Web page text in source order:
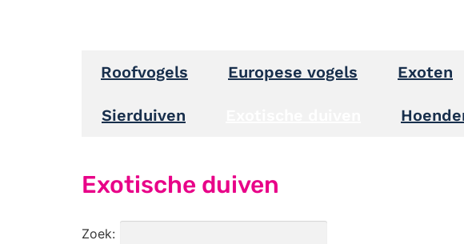
Roofvogels Europese vogels Exoten
Sierduiven
Exotische duiven
Zoek: